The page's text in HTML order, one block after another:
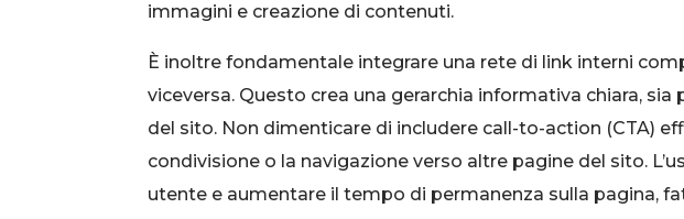
immagini e creazione di contenuti.
È inoltre fondamentale integrare una rete di link interni
viceversa. Questo crea una gerarchia informativa chiara,
del sito. Non dimenticare di includere call-to-action (CTA)
condivisione o la navigazione verso altre pagine del sito.
utente e aumentare il tempo di permanenza sulla pagina,